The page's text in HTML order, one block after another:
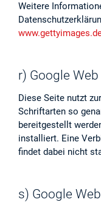
Weitere
r) Google
Diese Seite nutzt
Schriftarten so
bereitgestellt
installiert. Eine
findet dabei nicht
s) Google